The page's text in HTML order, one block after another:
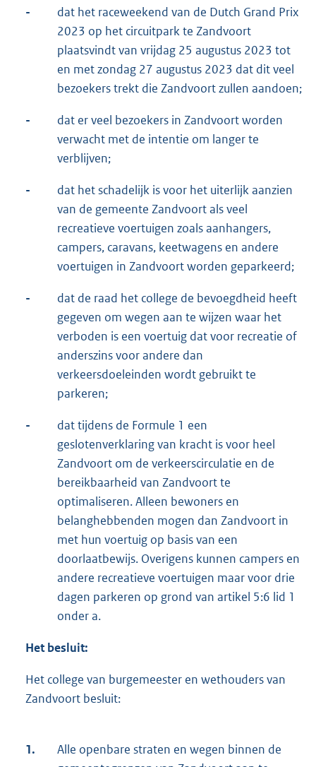
-
dat het raceweekend van de Dutch Grand Prix
2023 op het circuitpark te Zandvoort
plaatsvindt van vrijdag 25 augustus 2023 tot
en met zondag 27 augustus 2023 dat dit veel
bezoekers trekt die Zandvoort zullen aandoen;
-
dat er veel bezoekers in Zandvoort worden
verwacht met de intentie om langer te
verblijven;
-
dat het schadelijk is voor het uiterlijk aanzien
van de gemeente Zandvoort als veel
recreatieve voertuigen zoals aanhangers,
campers, caravans, keetwagens en andere
voertuigen in Zandvoort worden geparkeerd;
-
dat de raad het college de bevoegdheid heeft
gegeven om wegen aan te wijzen waar het
verboden is een voertuig dat voor recreatie of
anderszins voor andere dan
verkeersdoeleinden wordt gebruikt te
parkeren;
-
dat tijdens de Formule 1 een
geslotenverklaring van kracht is voor heel
Zandvoort om de verkeerscirculatie en de
bereikbaarheid van Zandvoort te
optimaliseren. Alleen bewoners en
belanghebbenden mogen dan Zandvoort in
met hun voertuig op basis van een
doorlaatbewijs. Overigens kunnen campers en
andere recreatieve voertuigen maar voor drie
dagen parkeren op grond van artikel 5:6 lid 1
onder a.
Het besluit:
Het college van burgemeester en wethouders van
Zandvoort besluit:
1.
Alle openbare straten en wegen binnen de